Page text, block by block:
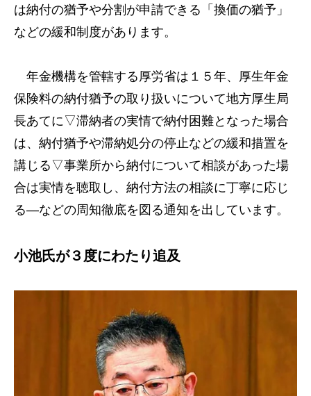
は納付の猶予や分割が申請できる「換価の猶予」
などの緩和制度があります。
年金機構を管轄する厚労省は１５年、厚生年金
保険料の納付猶予の取り扱いについて地方厚生局
長あてに▽滞納者の実情で納付困難となった場合
は、納付猶予や滞納処分の停止などの緩和措置を
講じる▽事業所から納付について相談があった場
合は実情を聴取し、納付方法の相談に丁寧に応じ
る―などの周知徹底を図る通知を出しています。
小池氏が３度にわたり追及